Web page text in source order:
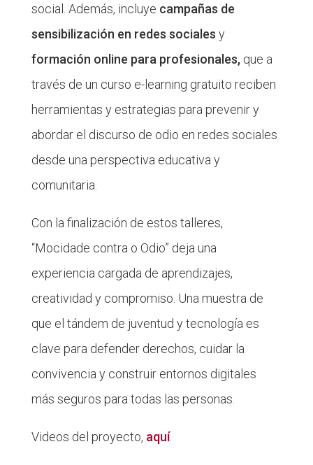
social. Además, incluye campañas de
sensibilización en redes sociales y
formación online para profesionales, que a
través de un curso e-learning gratuito reciben
herramientas y estrategias para prevenir y
abordar el discurso de odio en redes sociales
desde una perspectiva educativa y
comunitaria.
Con la finalización de estos talleres,
“Mocidade contra o Odio” deja una
experiencia cargada de aprendizajes,
creatividad y compromiso. Una muestra de
que el tándem de juventud y tecnología es
clave para defender derechos, cuidar la
convivencia y construir entornos digitales
más seguros para todas las personas.
Videos del proyecto, aquí.